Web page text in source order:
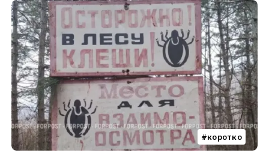
коротко